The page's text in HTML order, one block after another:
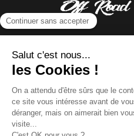
NOUS CONTACTER
INFORMATIONS